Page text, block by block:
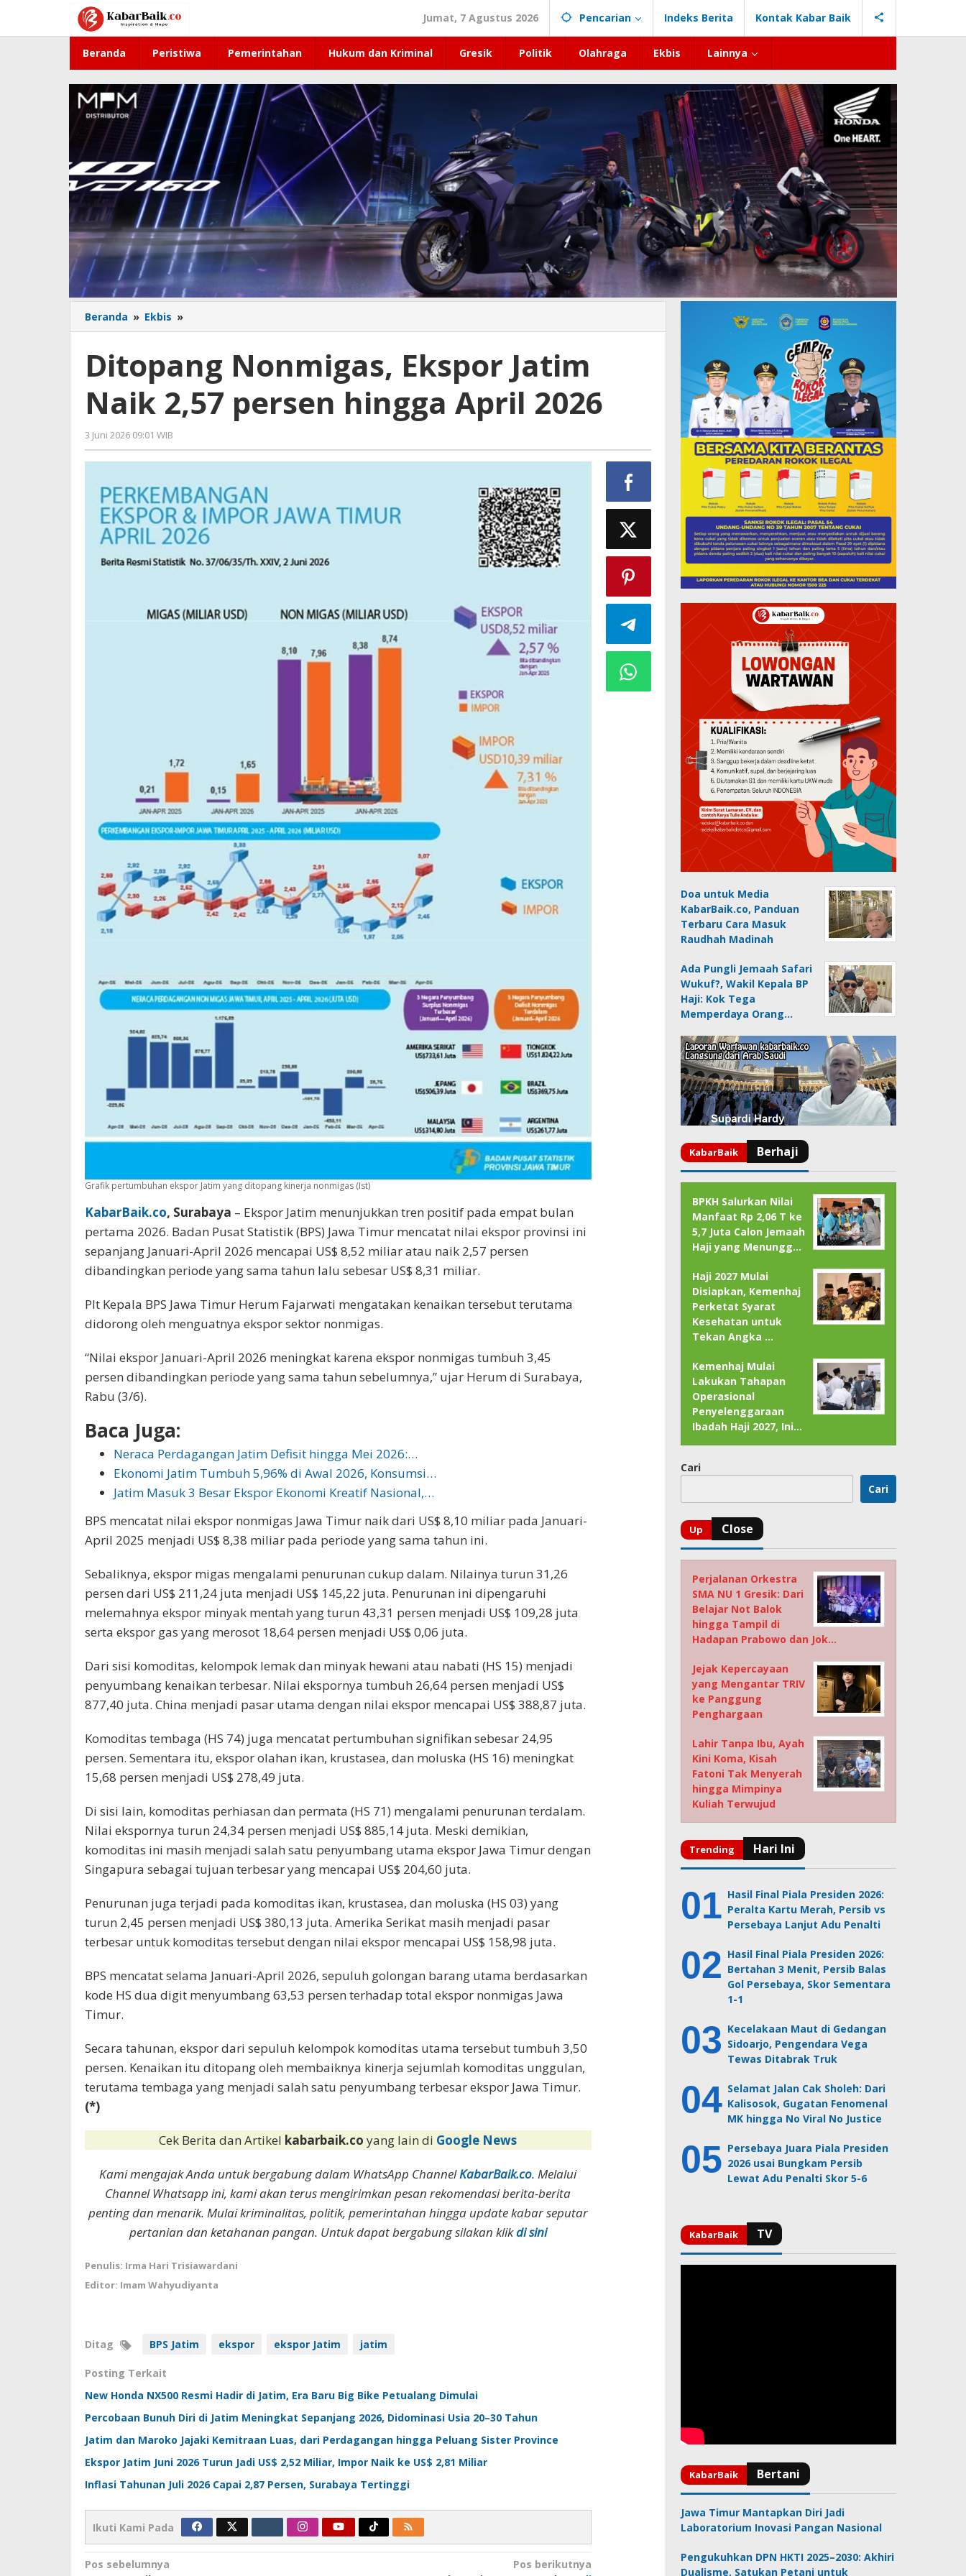
konten
Jumat, 7 Agustus 2026 Pencarian Indeks Berita Kontak Kabar Baik
Beranda Peristiwa Pemerintahan Hukum dan Kriminal Gresik Politik Olahraga Ekbis Lainnya
Beranda » Ekbis »
Nonmigas,
Jatim
Naik
2,57
persen
2026
Ditopang Nonmigas, Ekspor Jatim
Naik 2,57 persen hingga April 2026
3 Juni 2026 09:01 WIB
Imam
WD
Grafik pertumbuhan ekspor Jatim yang ditopang kinerja nonmigas (Ist)
KabarBaik.co, Surabaya – Ekspor Jatim menunjukkan tren positif pada empat bulan
pertama 2026. Badan Pusat Statistik (BPS) Jawa Timur mencatat nilai ekspor provinsi ini
sepanjang Januari-April 2026 mencapai US$ 8,52 miliar atau naik 2,57 persen
dibandingkan periode yang sama tahun lalu sebesar US$ 8,31 miliar.
Plt Kepala BPS Jawa Timur Herum Fajarwati mengatakan kenaikan tersebut terutama
didorong oleh menguatnya ekspor sektor nonmigas.
“Nilai ekspor Januari-April 2026 meningkat karena ekspor nonmigas tumbuh 3,45
persen dibandingkan periode yang sama tahun sebelumnya,” ujar Herum di Surabaya,
Rabu (3/6).
Baca Juga:
Neraca Perdagangan Jatim Defisit hingga Mei 2026:…
Ekonomi Jatim Tumbuh 5,96% di Awal 2026, Konsumsi…
Jatim Masuk 3 Besar Ekspor Ekonomi Kreatif Nasional,…
BPS mencatat nilai ekspor nonmigas Jawa Timur naik dari US$ 8,10 miliar pada Januari-
April 2025 menjadi US$ 8,38 miliar pada periode yang sama tahun ini.
Sebaliknya, ekspor migas mengalami penurunan cukup dalam. Nilainya turun 31,26
persen dari US$ 211,24 juta menjadi US$ 145,22 juta. Penurunan ini dipengaruhi
melemahnya ekspor minyak mentah yang turun 43,31 persen menjadi US$ 109,28 juta
serta ekspor gas yang merosot 18,64 persen menjadi US$ 0,06 juta.
Dari sisi komoditas, kelompok lemak dan minyak hewani atau nabati (HS 15) menjadi
penyumbang kenaikan terbesar. Nilai ekspornya tumbuh 26,64 persen menjadi US$
877,40 juta. China menjadi pasar utama dengan nilai ekspor mencapai US$ 388,87 juta.
Komoditas tembaga (HS 74) juga mencatat pertumbuhan signifikan sebesar 24,95
persen. Sementara itu, ekspor olahan ikan, krustasea, dan moluska (HS 16) meningkat
15,68 persen menjadi US$ 278,49 juta.
Di sisi lain, komoditas perhiasan dan permata (HS 71) mengalami penurunan terdalam.
Nilai ekspornya turun 24,34 persen menjadi US$ 885,14 juta. Meski demikian,
komoditas ini masih menjadi salah satu penyumbang utama ekspor Jawa Timur dengan
Singapura sebagai tujuan terbesar yang mencapai US$ 204,60 juta.
Penurunan juga terjadi pada komoditas ikan, krustasea, dan moluska (HS 03) yang
turun 2,45 persen menjadi US$ 380,13 juta. Amerika Serikat masih menjadi pasar
terbesar untuk komoditas tersebut dengan nilai ekspor mencapai US$ 158,98 juta.
BPS mencatat selama Januari-April 2026, sepuluh golongan barang utama berdasarkan
kode HS dua digit menyumbang 63,53 persen terhadap total ekspor nonmigas Jawa
Timur.
Secara tahunan, ekspor dari sepuluh kelompok komoditas utama tersebut tumbuh 3,50
persen. Kenaikan itu ditopang oleh membaiknya kinerja sejumlah komoditas unggulan,
terutama tembaga yang menjadi salah satu penyumbang terbesar ekspor Jawa Timur.
(*)
Cek Berita dan Artikel kabarbaik.coyang lain di Google News
Kami mengajak Anda untuk bergabung dalam WhatsApp ChannelKabarBaik.co. Melalui
Channel Whatsapp ini, kami akan terus mengirimkan pesan rekomendasi berita-berita
penting dan menarik. Mulai kriminalitas, politik, pemerintahan hingga update kabar seputar
pertanian dan ketahanan pangan. Untuk dapat bergabung silakan klikdi sini
Penulis: Irma Hari Trisiawardani
Editor: Imam Wahyudiyanta
Ditag BPS Jatim ekspor ekspor Jatim jatim
Posting Terkait
New Honda NX500 Resmi Hadir di Jatim, Era Baru Big Bike Petualang Dimulai
Percobaan Bunuh Diri di Jatim Meningkat Sepanjang 2026, Didominasi Usia 20–30 Tahun
Jatim dan Maroko Jajaki Kemitraan Luas, dari Perdagangan hingga Peluang Sister Province
Ekspor Jatim Juni 2026 Turun Jadi US$ 2,52 Miliar, Impor Naik ke US$ 2,81 Miliar
Inflasi Tahunan Juli 2026 Capai 2,87 Persen, Surabaya Tertinggi
Ikuti Kami Pada
Navigasi
Pos sebelumnya
Pos berikutnya
Doa untuk Media
KabarBaik.co, Panduan
Terbaru Cara Masuk
Raudhah Madinah
Ada Pungli Jemaah Safari
Wukuf?, Wakil Kepala BP
Haji: Kok Tega
Memperdaya Orang…
BPKH Salurkan Nilai
Manfaat Rp 2,06 T ke
5,7 Juta Calon Jemaah
Haji yang Menungg…
Haji 2027 Mulai
Disiapkan, Kemenhaj
Perketat Syarat
Kesehatan untuk
Tekan Angka …
Kemenhaj Mulai
Lakukan Tahapan
Operasional
Penyelenggaraan
Ibadah Haji 2027, Ini…
Cari
Cari
Perjalanan Orkestra
SMA NU 1 Gresik: Dari
Belajar Not Balok
hingga Tampil di
Hadapan Prabowo dan Jok…
Jejak Kepercayaan
yang Mengantar TRIV
ke Panggung
Penghargaan
Lahir Tanpa Ibu, Ayah
Kini Koma, Kisah
Fatoni Tak Menyerah
hingga Mimpinya
Kuliah Terwujud
Hasil Final Piala Presiden 2026:
Peralta Kartu Merah, Persib vs
Persebaya Lanjut Adu Penalti
Hasil Final Piala Presiden 2026:
Bertahan 3 Menit, Persib Balas
Gol Persebaya, Skor Sementara
1-1
Kecelakaan Maut di Gedangan
Sidoarjo, Pengendara Vega
Tewas Ditabrak Truk
Selamat Jalan Cak Sholeh: Dari
Kalisosok, Gugatan Fenomenal
MK hingga No Viral No Justice
Persebaya Juara Piala Presiden
2026 usai Bungkam Persib
Lewat Adu Penalti Skor 5-6
Jawa Timur Mantapkan Diri Jadi
Laboratorium Inovasi Pangan Nasional
Pengukuhkan DPN HKTI 2025–2030: Akhiri
Dualisme, Satukan Petani untuk